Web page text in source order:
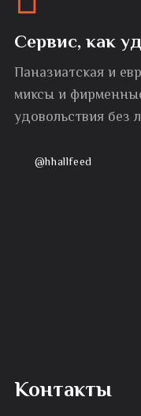
Сервис, как
Паназиатская и
миксы и
удовольствия без
@hhallfeed
Контакты